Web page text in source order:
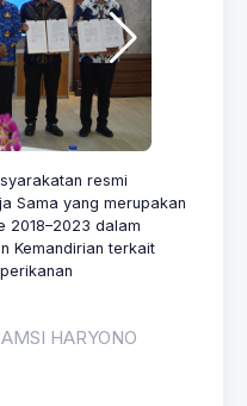
resmi
Sama yang merupakan
2018–2023 dalam
Kemandirian terkait
HARYONO